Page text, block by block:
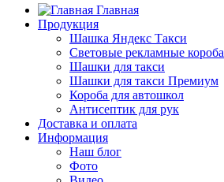
Главная
Продукция
Шашка Яндекс Такси
Световые рекламные короба
Шашки для такси
Шашки для такси Премиум
Короба для автошкол
Антисептик для рук
Доставка и оплата
Информация
Наш блог
Фото